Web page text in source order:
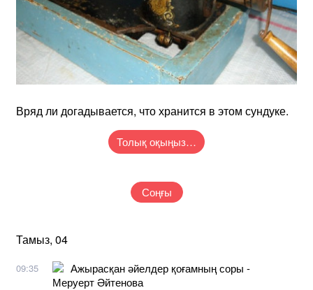
Вряд ли догадывается, что хранится в этом сундуке.
Толық оқыңыз…
Соңғы
Тамыз, 04
09:35
Ажырасқан әйелдер қоғамның соры -
Меруерт Әйтенова